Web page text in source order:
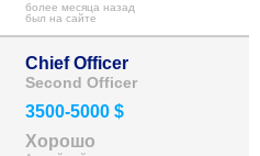
более месяца назад
был на сайте
Chief Officer
Second Officer
3500-5000 $
Хорошо